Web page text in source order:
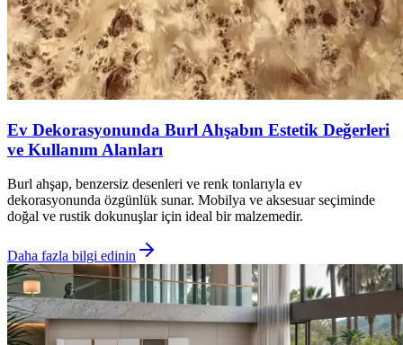
Ev Dekorasyonunda Burl Ahşabın Estetik Değerleri
ve Kullanım Alanları
Burl ahşap, benzersiz desenleri ve renk tonlarıyla ev
dekorasyonunda özgünlük sunar. Mobilya ve aksesuar seçiminde
doğal ve rustik dokunuşlar için ideal bir malzemedir.
Daha fazla bilgi edinin